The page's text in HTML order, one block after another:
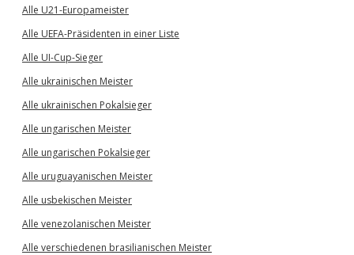
Alle U21-Europameister
Alle UEFA-Präsidenten in einer Liste
Alle UI-Cup-Sieger
Alle ukrainischen Meister
Alle ukrainischen Pokalsieger
Alle ungarischen Meister
Alle ungarischen Pokalsieger
Alle uruguayanischen Meister
Alle usbekischen Meister
Alle venezolanischen Meister
Alle verschiedenen brasilianischen Meister